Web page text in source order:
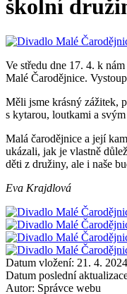
školní
Ve středu dne 17. 4. k
Malé Čarodějnice.
Měli jsme krásný zážitek,
s kytarou, loutkami a
Malá čarodějnice a její
ukázali, jak je vlastně
děti z družiny, ale i naše
Eva Krajdlová
Datum vložení: 21. 4.
Datum poslední
Autor: Správce webu